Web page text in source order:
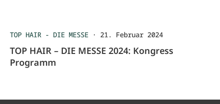
TOP HAIR - DIE MESSE · 21. Februar 2024
TOP HAIR – DIE MESSE 2024: Kongress
Programm